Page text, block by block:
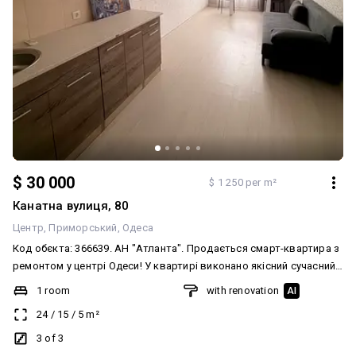
$ 30 000 $ 1 250 per m²
Канатна вулиця, 80
Центр Приморський Одеса
Код обєкта: 366639. АН "Атланта". Продається смарт-квартира з
ремонтом у центрі Одеси! У квартирі виконано якісний сучасний
ремонт із заміною комунікацій. Продаж із меблями та технікою.
Міцний будинок, доглянутий тихий двір. Центр міста — все поруч:
парк, магазини, кафе, транспорт. Чудовий варіант як для
власного проживання, так і для інвестиції (високий орендний
1 room
24/ 15 / 5 m²
3 of 3
with renovation AI